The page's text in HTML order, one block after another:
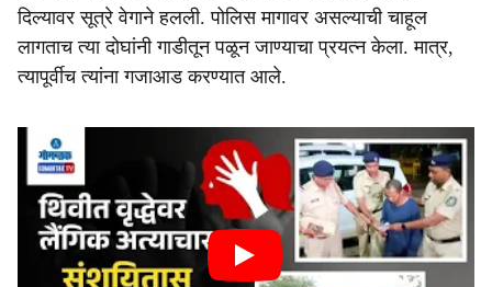
दिल्यावर सूत्रे वेगाने हलली. पोलिस मागावर असल्याची चाहूल
लागताच त्या दोघांनी गाडीतून पळून जाण्याचा प्रयत्न केला. मात्र,
त्यापूर्वीच त्यांना गजाआड करण्यात आले.